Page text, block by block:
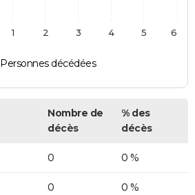
Personnes décédées
1 2 3 4 5 6
Nombre de
décès
% des
décès
0 0 %
0 0 %